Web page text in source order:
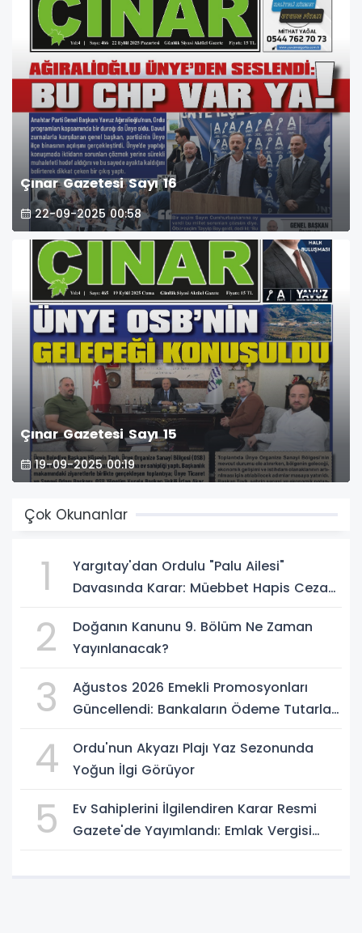
Çınar Gazetesi Sayı 16
22-09-2025 00:58
Çınar Gazetesi Sayı 15
19-09-2025 00:19
Çok Okunanlar
1
Yargıtay'dan Ordulu "Palu Ailesi"
Davasında Karar: Müebbet Hapis Cezası
2
Doğanın Kanunu 9. Bölüm Ne Zaman
Yayınlanacak?
3
Ağustos 2026 Emekli Promosyonları
Güncellendi: Bankaların Ödeme Tutarları
4
Ordu'nun Akyazı Plajı Yaz Sezonunda
Yoğun İlgi Görüyor
5
Ev Sahiplerini İlgilendiren Karar Resmi
Gazete'de Yayımlandı: Emlak Vergisi